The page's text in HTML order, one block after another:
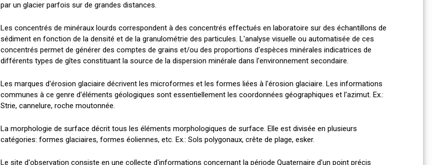
par un glacier parfois sur de grandes distances.
Les concentrés de minéraux lourds correspondent à des concentrés effectués en laboratoire sur des échantillons de
sédiment en fonction de la densité et de la granulométrie des particules. L'analyse visuelle ou automatisée de ces
concentrés permet de générer des comptes de grains et/ou des proportions d'espèces minérales indicatrices de
différents types de gîtes constituant la source de la dispersion minérale dans l'environnement secondaire.
Les marques d'érosion glaciaire décrivent les microformes et les formes liées à l'érosion glaciaire. Les informations
communes à ce genre d'éléments géologiques sont essentiellement les coordonnées géographiques et l'azimut. Ex.:
Strie, cannelure, roche moutonnée.
La morphologie de surface décrit tous les éléments morphologiques de surface. Elle est divisée en plusieurs
catégories: formes glaciaires, formes éoliennes, etc. Ex.: Sols polygonaux, crête de plage, esker.
Le site d'observation consiste en une collecte d'informations concernant la période Quaternaire d'un point précis